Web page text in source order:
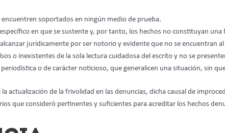
soportados en ningún medio de prueba.
en que se sustente y, por tanto, los hechos no constituyan
jurídicamente por ser notorio y evidente que no se encuentran
o inexistentes de la sola lectura cuidadosa del escrito y no se
o de carácter noticioso, que generalicen una situación, sin
actualización de la frivolidad en las denuncias, dicha causal de
que consideró pertinentes y suficientes para acreditar los hechos